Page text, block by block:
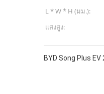
L * W * H (มม.):
แสงสูง:
BYD Song Plus